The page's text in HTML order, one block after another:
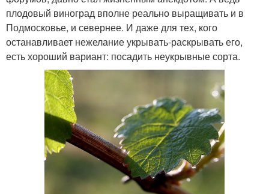
плодовый виноград вполне реально выращивать и в
Подмосковье, и севернее. И даже для тех, кого
останавливает нежелание укрывать-раскрывать его,
есть хороший вариант: посадить неукрывные сорта.